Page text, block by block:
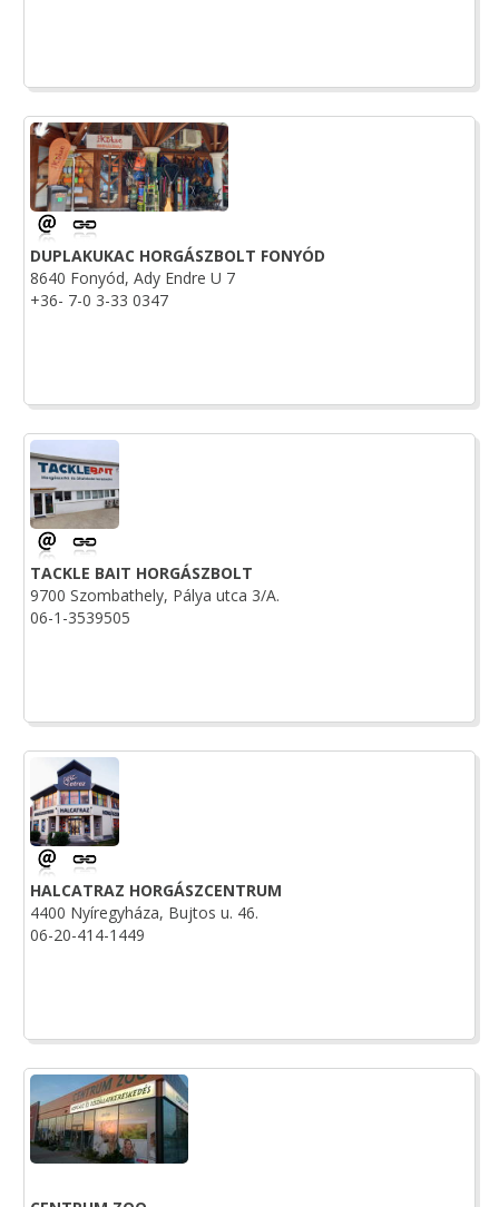
DUPLAKUKAC HORGÁSZBOLT FONYÓD
8640 Fonyód, Ady Endre U 7
+36- 7-0 3-33 0347
TACKLE BAIT HORGÁSZBOLT
9700 Szombathely, Pálya utca 3/A.
06-1-3539505
HALCATRAZ HORGÁSZCENTRUM
4400 Nyíregyháza, Bujtos u. 46.
06-20-414-1449